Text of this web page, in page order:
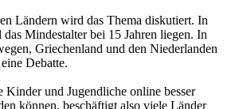
Ländern wird das Thema diskutiert. In
Mindestalter bei 15 Jahren liegen. In
Griechenland und den Niederlanden
Debatte.
Kinder und Jugendliche online besser
können, beschäftigt also viele Länder